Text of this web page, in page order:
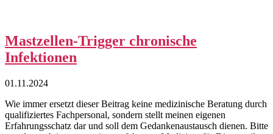
Mastzellen-Trigger chronische
Infektionen
01.11.2024
Wie immer ersetzt dieser Beitrag keine medizinische Beratung durch
qualifiziertes Fachpersonal, sondern stellt meinen eigenen
Erfahrungsschatz dar und soll dem Gedankenaustausch dienen. Bitte